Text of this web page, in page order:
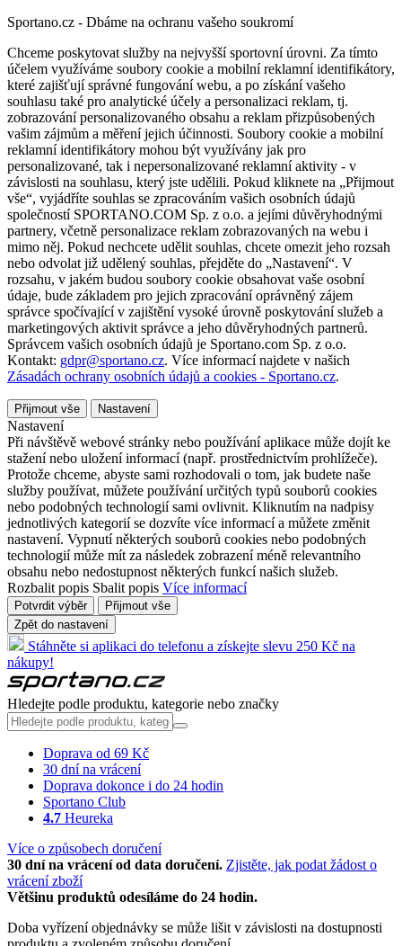
Sportano.cz - Dbáme na ochranu vašeho soukromí
Chceme poskytovat služby na nejvyšší sportovní úrovni. Za tímto
účelem využíváme soubory cookie a mobilní reklamní identifikátory,
které zajišťují správné fungování webu, a po získání vašeho
souhlasu také pro analytické účely a personalizaci reklam, tj.
zobrazování personalizovaného obsahu a reklam přizpůsobených
vašim zájmům a měření jejich účinnosti. Soubory cookie a mobilní
reklamní identifikátory mohou být využívány jak pro
personalizované, tak i nepersonalizované reklamní aktivity - v
závislosti na souhlasu, který jste udělili. Pokud kliknete na „Přijmout
vše“, vyjádříte souhlas se zpracováním vašich osobních údajů
společností SPORTANO.COM Sp. z o.o. a jejími důvěryhodnými
partnery, včetně personalizace reklam zobrazovaných na webu i
mimo něj. Pokud nechcete udělit souhlas, chcete omezit jeho rozsah
nebo odvolat již udělený souhlas, přejděte do „Nastavení“. V
rozsahu, v jakém budou soubory cookie obsahovat vaše osobní
údaje, bude základem pro jejich zpracování oprávněný zájem
správce spočívající v zajištění vysoké úrovně poskytování služeb a
marketingových aktivit správce a jeho důvěryhodných partnerů.
Správcem vašich osobních údajů je Sportano.com Sp. z o.o.
Kontakt: gdpr@sportano.cz. Více informací najdete v našich
Zásadách ochrany osobních údajů a cookies - Sportano.cz.
Přijmout vše Nastavení
Nastavení
Při návštěvě webové stránky nebo používání aplikace může dojít ke
stažení nebo uložení informací (např. prostřednictvím prohlížeče).
Protože chceme, abyste sami rozhodovali o tom, jak budete naše
služby používat, můžete používání určitých typů souborů cookies
nebo podobných technologií sami ovlivnit. Kliknutím na nadpisy
jednotlivých kategorií se dozvíte více informací a můžete změnit
nastavení. Vypnutí některých souborů cookies nebo podobných
technologií může mít za následek zobrazení méně relevantního
obsahu nebo nedostupnost některých funkcí našich služeb.
Rozbalit popis Sbalit popis Více informací
Potvrdit výběr
Přijmout vše
Zpět do nastavení
Stáhněte si aplikaci do telefonu a získejte slevu 250 Kč na
nákupy!
Hledejte podle produktu, kategorie nebo značky
Doprava od 69 Kč
30 dní na vrácení
Doprava dokonce i do 24 hodin
Sportano Club
4.7 Heureka
Více o způsobech doručení
30 dní na vrácení od data doručení. Zjistěte, jak podat žádost o
vrácení zboží
Většinu produktů odesíláme do 24 hodin.
Doba vyřízení objednávky se může lišit v závislosti na dostupnosti